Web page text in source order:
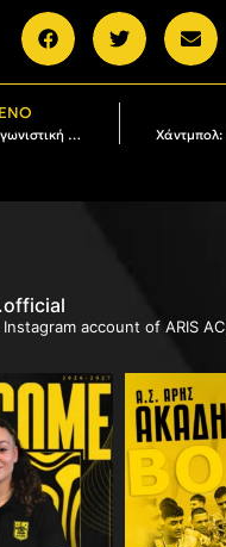
Χάντμπολ: Η αγωνιστική δραστηριότητα του Α.Σ. ΑΡΗΣ
Instagram account of ARIS AC|